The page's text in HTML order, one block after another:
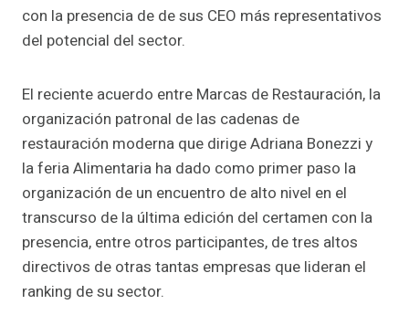
con la presencia de de sus CEO más representativos
del potencial del sector.
El reciente acuerdo entre Marcas de Restauración, la
organización patronal de las cadenas de
restauración moderna que dirige Adriana Bonezzi y
la feria Alimentaria ha dado como primer paso la
organización de un encuentro de alto nivel en el
transcurso de la última edición del certamen con la
presencia, entre otros participantes, de tres altos
directivos de otras tantas empresas que lideran el
ranking de su sector.